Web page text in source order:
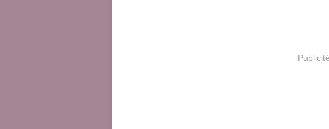
Publicité